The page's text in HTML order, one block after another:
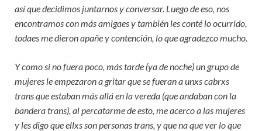
así que decidimos juntarnos y conversar. Luego de eso, nos
encontramos con más amigaes y también les conté lo ocurrido,
todaes me dieron apañe y contención, lo que agradezco mucho.
Y como si no fuera poco, más tarde (ya de noche) un grupo de
mujeres le empezaron a gritar que se fueran a unxs cabrxs
trans que estaban más allá en la vereda (que andaban con la
bandera trans), al percatarme de esto, me acerco a las mujeres
y les digo que ellxs son personas trans, y que na que ver lo que